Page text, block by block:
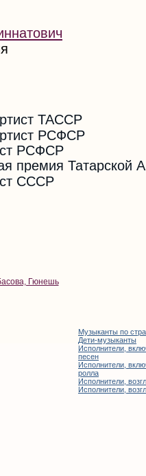
ТАССР
РСФСР
РСФСР
премия Татарской
СССР
Гюнешь
Музыканты по
Дети-музыканты
Исполнители,
песен
Исполнители,
ролла
Исполнители,
Исполнители,